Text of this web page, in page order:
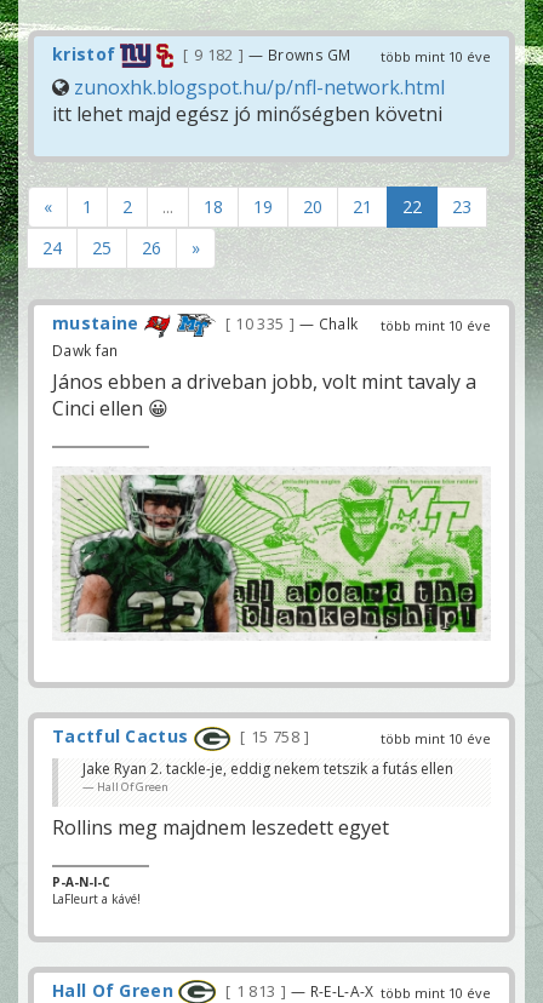
több mint 10 éve
kristof 9 182 — Browns GM
zunoxhk.blogspot.hu/p/nfl-network.html
itt lehet majd egész jó minőségben követni
« 1 2 ... 18 19 20 21 22
23
24
25 26 »
több mint 10 éve
mustaine 10 335
— Chalk
Dawk fan
János ebben a driveban jobb, volt mint tavaly a
Cinci ellen 😀
több mint 10 éve
Tactful Cactus
15 758
Jake Ryan 2. tackle-je, eddig nekem tetszik a futás ellen
Hall Of Green
Rollins meg majdnem leszedett egyet
P-A-N-I-C
LaFleurt a kávé!
több mint 10 éve
Hall Of Green 1 813 — R-E-L-A-X